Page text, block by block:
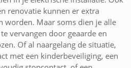
renovatie kunnen er extra
worden. Maar soms dien je alle
vervangen door geaarde en
Of al naargelang de situatie,
met een kinderbeveiliging, een